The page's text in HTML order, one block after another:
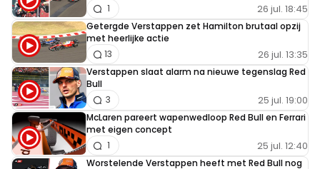
26 jul. 18:45
1
Getergde Verstappen zet Hamilton brutaal opzij
met heerlijke actie
26 jul. 13:35
13
Verstappen slaat alarm na nieuwe tegenslag Red
Bull
25 jul. 19:00
3
McLaren pareert wapenwedloop Red Bull en Ferrari
met eigen concept
25 jul. 12:40
1
Worstelende Verstappen heeft met Red Bull nog